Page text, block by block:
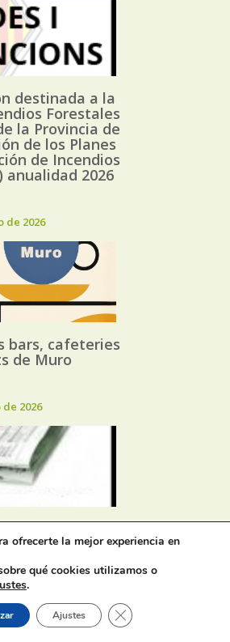
destinada a la
Forestales
la Provincia de
de los Planes
de Incendios
anualidad 2026
de 2026
bars, cafeteries
de Muro
2026
SERVICIO
2026
ofrecerte la mejor experiencia en
qué cookies utilizamos o
.
Ajustes Cerrar el banner de